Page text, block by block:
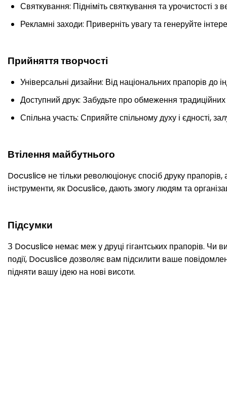
Святкування: Підніміть святкування та урочистості
Рекламні заходи: Приверніть увагу та генеруйте
Прийняття творчості
Універсальні дизайни: Від національних прапорів до
Доступний друк: Забудьте про обмеження
Спільна участь: Сприяйте спільному духу і єдності,
Втілення майбутнього
Docuslice не тільки революціонує спосіб друку прапорів,
інструменти, як Docuslice, дають змогу людям та
Підсумки
З Docuslice немає меж у друці гігантських прапорів. Чи
події, Docuslice дозволяє вам підсилити ваше
підняти вашу ідею на нові висоти.